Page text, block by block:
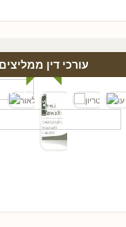
עורכי דין ממליצים